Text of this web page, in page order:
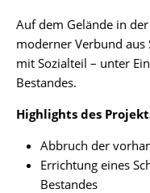
Auf dem Gelände in
moderner Verbund aus
mit Sozialteil – unter
Bestandes.
Highlights des
Abbruch der
Errichtung eines
Bestandes